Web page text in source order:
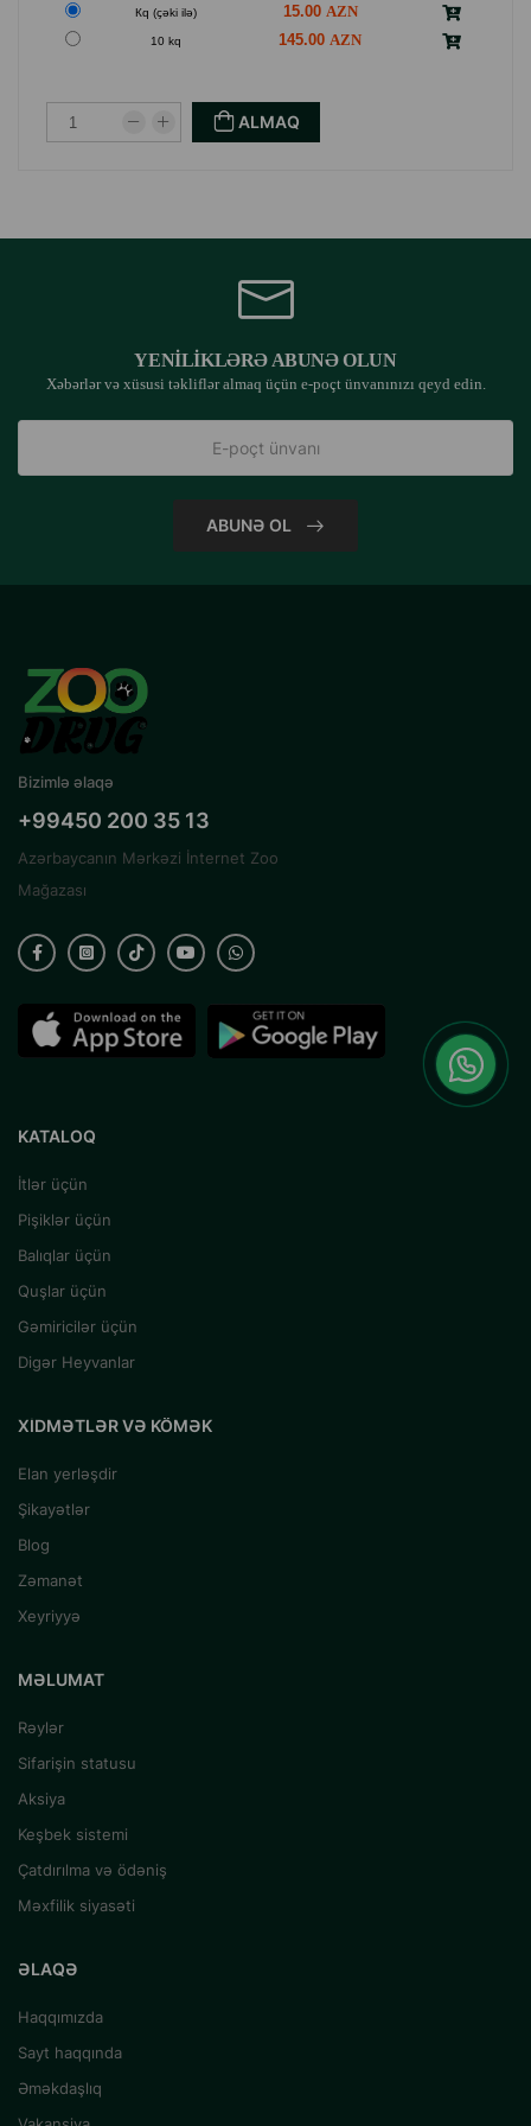
Кq (çəki ilə)
15.00
10 kq 145.00
ALMAQ
YENILIKLƏRƏ ABUNƏ OLUN
Xəbərlər və xüsusi təkliflər almaq üçün e-poçt ünvanınızı qeyd edin.
ABUNƏ OL
Bizimlə əlaqə
+99450 200 35 13
Azərbaycanın Mərkəzi İnternet Zoo
Mağazası
KATALOQ
İtlər üçün
Pişiklər üçün
Balıqlar üçün
Quşlar üçün
Gəmiricilər üçün
Digər Heyvanlar
XIDMƏTLƏR VƏ KÖMƏK
Elan yerləşdir
Şikayətlər
Blog
Zəmanət
Xeyriyyə
MƏLUMAT
Rəylər
Sifarişin statusu
Aksiya
Keşbek sistemi
Çatdırılma və ödəniş
Məxfilik siyasəti
ƏLAQƏ
Haqqımızda
Sayt haqqında
Əməkdaşlıq